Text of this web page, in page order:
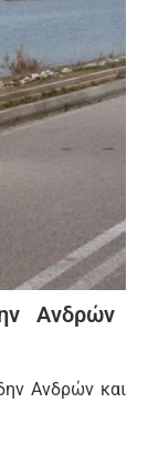
Ανδρών
Ανδρών και